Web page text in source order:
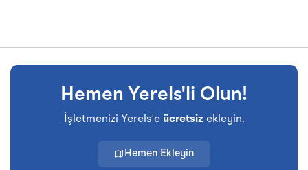
Hemen Yerels'li Olun!
İşletmenizi Yerels'e ücretsiz ekleyin.
Hemen Ekleyin